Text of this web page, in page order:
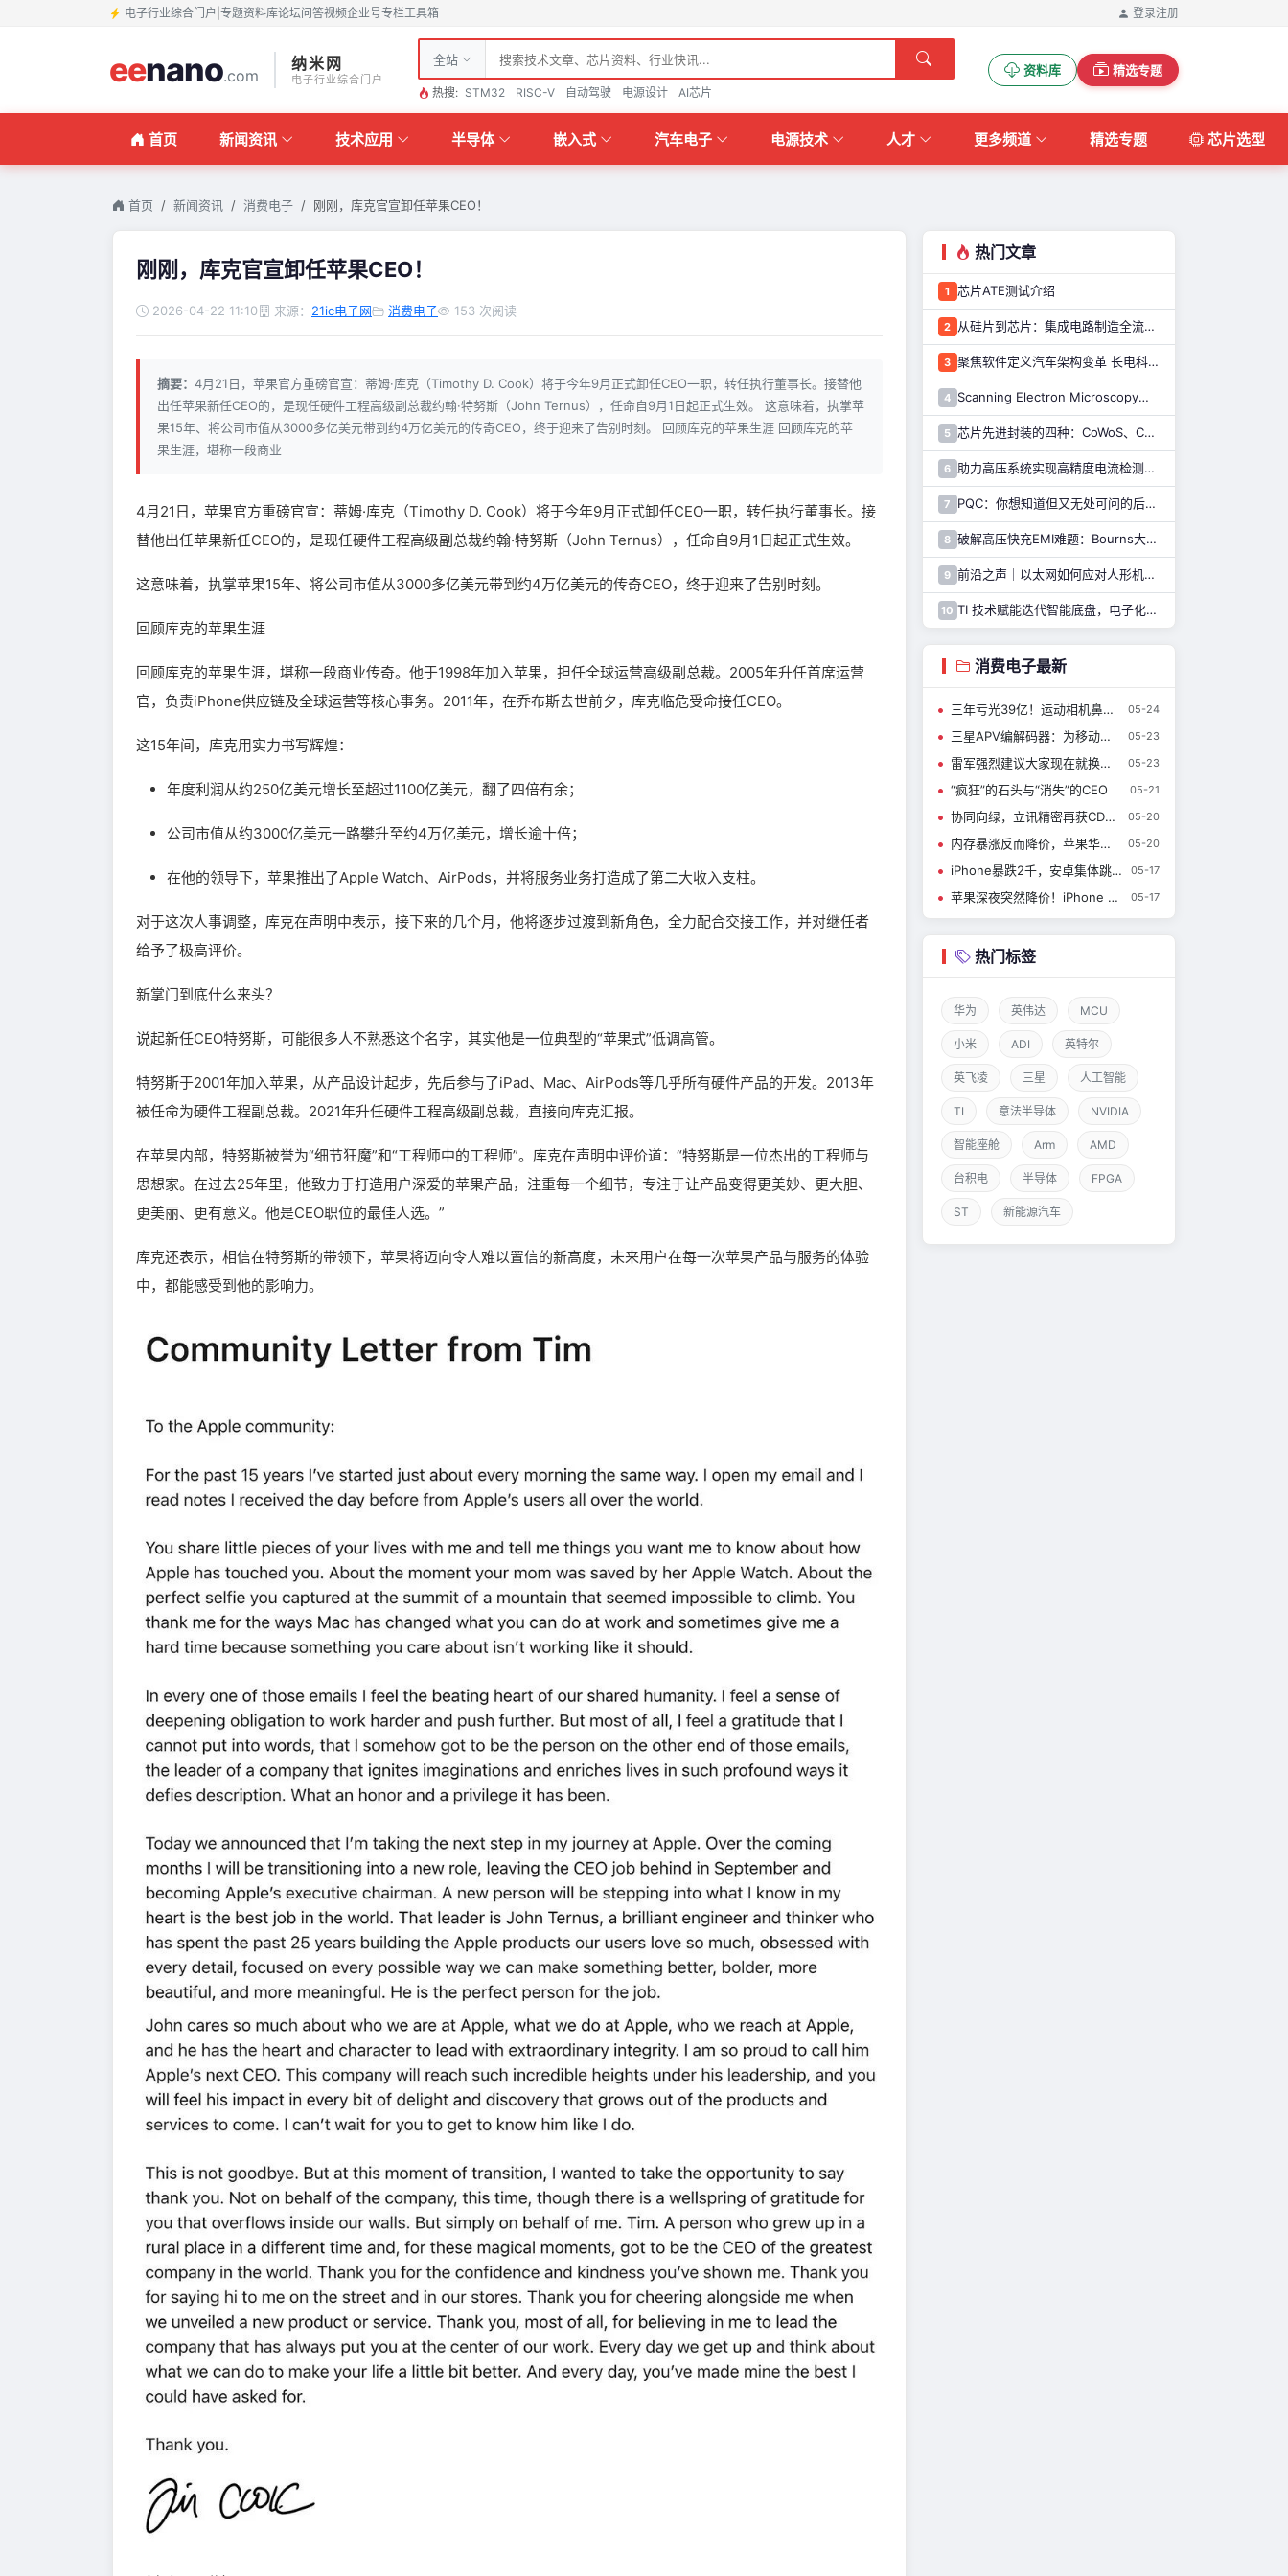
电子行业综合门户 专题资料库论坛问答视频企业号专栏工具箱 登录注册
eenano.com
纳米网
电子行业综合门户
全站
热搜: STM32 RISC-V 自动驾驶 电源设计 AI芯片
资料库 精选专题
首页 新闻资讯 技术应用 半导体 嵌入式 汽车电子 电源技术 人才 更多频道 精选专题 芯片选型
首页 新闻资讯 消费电子 刚刚，库克官宣卸任苹果CEO！
刚刚，库克官宣卸任苹果CEO！
2026-04-22 11:10 来源： 21ic电子网 消费电子 153 次阅读
摘要： 4月21日，苹果官方重磅官宣：蒂姆·库克（Timothy D. Cook）将于今年9月正式卸任CEO一职，转任执行董事长。接替他
出任苹果新任CEO的，是现任硬件工程高级副总裁约翰·特努斯（John Ternus），任命自9月1日起正式生效。 这意味着，执掌苹
果15年、将公司市值从3000多亿美元带到约4万亿美元的传奇CEO，终于迎来了告别时刻。 回顾库克的苹果生涯 回顾库克的苹
果生涯，堪称一段商业
4月21日，苹果官方重磅官宣：蒂姆·库克（Timothy D. Cook）将于今年9月正式卸任CEO一职，转任执行董事长。接
替他出任苹果新任CEO的，是现任硬件工程高级副总裁约翰·特努斯（John Ternus），任命自9月1日起正式生效。
这意味着，执掌苹果15年、将公司市值从3000多亿美元带到约4万亿美元的传奇CEO，终于迎来了告别时刻。
回顾库克的苹果生涯
回顾库克的苹果生涯，堪称一段商业传奇。他于1998年加入苹果，担任全球运营高级副总裁。2005年升任首席运营
官，负责iPhone供应链及全球运营等核心事务。2011年，在乔布斯去世前夕，库克临危受命接任CEO。
这15年间，库克用实力书写辉煌：
年度利润从约250亿美元增长至超过1100亿美元，翻了四倍有余；
公司市值从约3000亿美元一路攀升至约4万亿美元，增长逾十倍；
在他的领导下，苹果推出了Apple Watch、AirPods，并将服务业务打造成了第二大收入支柱。
对于这次人事调整，库克在声明中表示，接下来的几个月，他将逐步过渡到新角色，全力配合交接工作，并对继任者
给予了极高评价。
新掌门到底什么来头？
说起新任CEO特努斯，可能很多人不熟悉这个名字，其实他是一位典型的“苹果式”低调高管。
特努斯于2001年加入苹果，从产品设计起步，先后参与了iPad、Mac、AirPods等几乎所有硬件产品的开发。2013年
被任命为硬件工程副总裁。2021年升任硬件工程高级副总裁，直接向库克汇报。
在苹果内部，特努斯被誉为“细节狂魔”和“工程师中的工程师”。库克在声明中评价道：“特努斯是一位杰出的工程师与
思想家。在过去25年里，他致力于打造用户深爱的苹果产品，注重每一个细节，专注于让产品变得更美妙、更大胆、
更美丽、更有意义。他是CEO职位的最佳人选。”
库克还表示，相信在特努斯的带领下，苹果将迈向令人难以置信的新高度，未来用户在每一次苹果产品与服务的体验
中，都能感受到他的影响力。
热门文章
1 芯片ATE测试介绍
2 从硅片到芯片：集成电路制造全流程解析
3 聚焦软件定义汽车架构变革 长电科技打造系统化车规级半导体封测能力
4 Scanning Electron Microscopy（Train for advanced research）扫描电子显微镜介绍（二）
5 芯片先进封装的四种：CoWoS、CoPoS、Glass Core与CoWoP
6 助力高压系统实现高精度电流检测，纳芯微推出NSM2051集成式霍尔电流传感器
7 PQC：你想知道但又无处可问的后量子密码干货都在这里了
8 破解高压快充EMI难题：Bourns大电流车规电感解决方案
9 前沿之声｜以太网如何应对人形机器人通信挑战—— TI 以太网产品系列助力解决
10 TI 技术赋能迭代智能底盘，电子化重构整车行驶逻辑与驾乘体验
消费电子最新
三年亏光39亿！运动相机鼻祖GoPro要卖了 05-24
三星APV编解码器：为移动影像开启专业创作体验 05-23
雷军强烈建议大家现在就换手机 05-23
“疯狂”的石头与“消失”的CEO 05-21
协同向绿，立讯精密再获CDP供应商合作评估最高等级 05-20
内存暴涨反而降价，苹果华为小米集体"跳水" 05-20
iPhone暴跌2千，安卓集体跳水 05-17
苹果深夜突然降价！iPhone 17到手只要4499元起 05-17
热门标签
华为 英伟达 MCU
小米 ADI 英特尔
英飞凌 三星 人工智能
TI 意法半导体 NVIDIA
智能座舱 Arm AMD
台积电 半导体 FPGA
ST 新能源汽车